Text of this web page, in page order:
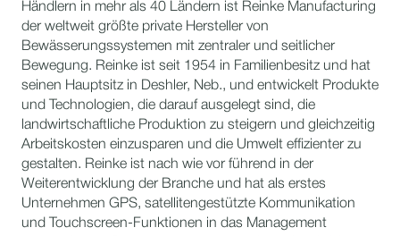
Händlern in mehr als 40 Ländern ist Reinke Manufacturing
der weltweit größte private Hersteller von
Bewässerungssystemen mit zentraler und seitlicher
Bewegung. Reinke ist seit 1954 in Familienbesitz und hat
seinen Hauptsitz in Deshler, Neb., und entwickelt Produkte
und Technologien, die darauf ausgelegt sind, die
landwirtschaftliche Produktion zu steigern und gleichzeitig
Arbeitskosten einzusparen und die Umwelt effizienter zu
gestalten. Reinke ist nach wie vor führend in der
Weiterentwicklung der Branche und hat als erstes
Unternehmen GPS, satellitengestützte Kommunikation
und Touchscreen-Funktionen in das Management